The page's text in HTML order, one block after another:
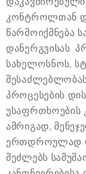
კონტროლთან
წარმოიქმნება
დანერგვისას.
სახელოსნოს,
პროცესების
უსაფრთხოების
ამრიგად,
ერთდროულად
შეძლებს